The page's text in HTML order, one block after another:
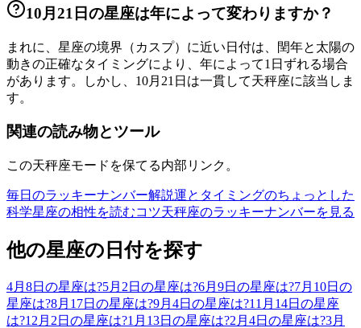
10月21日の星座は年によって変わりますか？
まれに、星座の境界（カスプ）に近い日付は、閏年と太陽の
動きの正確なタイミングにより、年によって1日ずれる場合
があります。しかし、10月21日は一貫して天秤座に該当しま
す。
関連の読み物とツール
この天秤座モードを保てる内部リンク。
毎日のラッキーナンバー解説運とタイミングのちょっとした
科学星座の相性を読むコツ天秤座のラッキーナンバーを見る
他の星座の日付を探す
4月8日の星座は?5月2日の星座は?6月9日の星座は?7月10日の
星座は?8月17日の星座は?9月4日の星座は?11月14日の星座
は?12月2日の星座は?1月13日の星座は?2月4日の星座は?3月